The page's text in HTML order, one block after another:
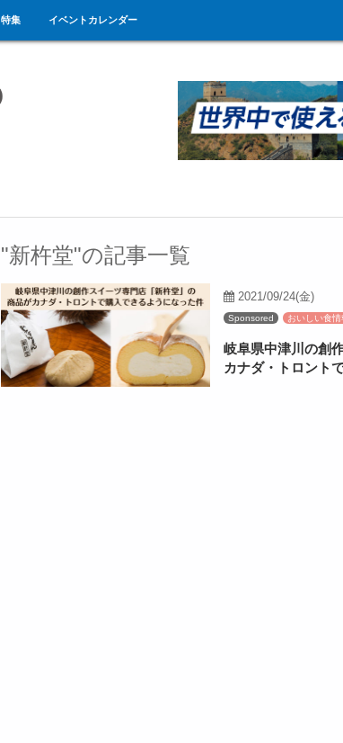
特集 イベントカレンダー
"新杵堂"の記事一覧
2021/09/24(金)
Sponsored おいしい食情
岐阜県中津川の創
カナダ・トロント